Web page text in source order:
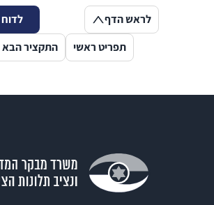
בצפון עברה למעשה מיד ליד:
לגיבוש הצעת החלטה כוללת
משרד רה"םהוא שעסק בגיבוש
החלטת הממשלה הראשונה ממאי
משימות ראשוניות לביצוע בתוך
לראש הדף
תפריט ראשי
התקציר הבא